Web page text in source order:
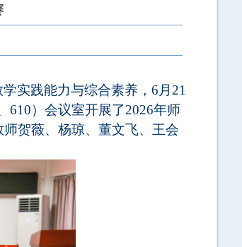
实践能力与综合素养， 6月21
610） 会议室开展了2026年师
师贺薇、杨琼、董文飞、王会